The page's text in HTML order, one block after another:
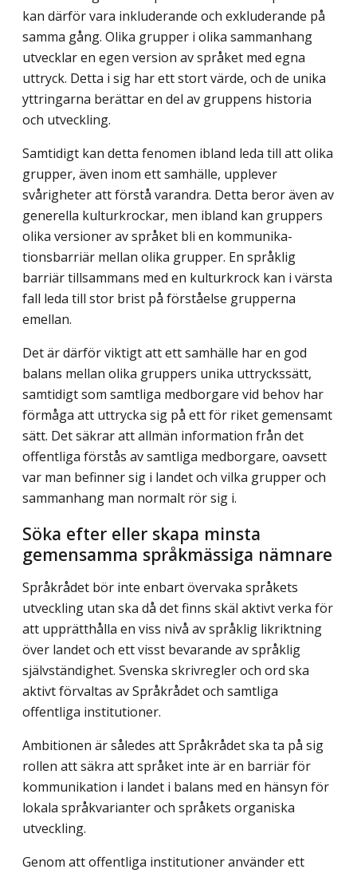
kan därför vara inkluderande och exkluderande på
samma gång. Olika grupper i olika sammanhang
utvecklar en egen version av språket med egna
uttryck. Detta i sig har ett stort värde, och de unika
yttringarna berättar en del av gruppens historia
och utveckling.
Samtidigt kan detta fenomen ibland leda till att olika
grupper, även inom ett samhälle, upplever
svårigheter att förstå varandra. Detta beror även av
generella kulturkrockar, men ibland kan gruppers
olika versioner av språket bli en kommunika­
tionsbarriär mellan olika grupper. En språklig
barriär tillsammans med en kulturkrock kan i värsta
fall leda till stor brist på förståelse grupperna
emellan.
Det är därför viktigt att ett samhälle har en god
balans mellan olika gruppers unika uttryckssätt,
samtidigt som samtliga medborgare vid behov har
förmåga att uttrycka sig på ett för riket gemensamt
sätt. Det säkrar att allmän information från det
offentliga förstås av samtliga medborgare, oavsett
var man befinner sig i landet och vilka grupper och
sammanhang man normalt rör sig i.
Söka efter eller skapa minsta
gemensamma språkmässiga nämnare
Språkrådet bör inte enbart övervaka språkets
utveckling utan ska då det finns skäl aktivt verka för
att upprätthålla en viss nivå av språklig likriktning
över landet och ett visst bevarande av språklig
självständighet. Svenska skrivregler och ord ska
aktivt förvaltas av Språkrådet och samtliga
offentliga institutioner.
Ambitionen är således att Språkrådet ska ta på sig
rollen att säkra att språket inte är en barriär för
kommunikation i landet i balans med en hänsyn för
lokala språkvarianter och språkets organiska
utveckling.
Genom att offentliga institutioner använder ett